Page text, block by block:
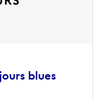
blues